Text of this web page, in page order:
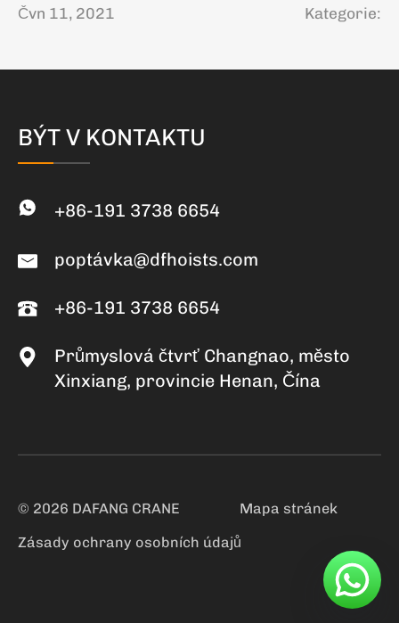
Šan-tung
Čvn 11, 2021 Kategorie:
BÝT V KONTAKTU
+86-191 3738 6654
poptávka@dfhoists.com
+86-191 3738 6654
Průmyslová čtvrť Changnao, město
Xinxiang, provincie Henan, Čína
© 2026 DAFANG CRANE
Mapa stránek
Zásady ochrany osobních údajů